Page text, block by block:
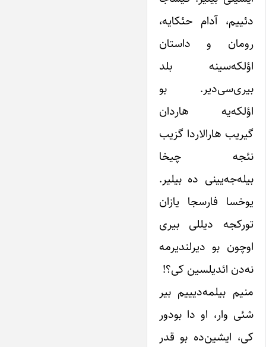
دئییم، آدام حئکایه،
رومان و داستان
اؤلکه‌سینه بلد
بیری‌سی‌دیر. بو
اؤلکه‌یه هاردان
گیریب هارالاردا گزیب
نئجه چیخا
بیله‌جه‌یینی ده بیلیر.
یوخسا فارسجا یازان
تورکجه دیللی بیری
اوچون بو دیرلندیرمه
نه‌دن ائدیلسین کی؟!
منیم بیلمه‌دیییم بیر
شئی وار، او دا بودور
کی، ایشین‌ده بو قدر